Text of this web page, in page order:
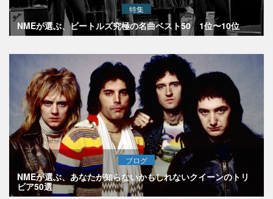
特集
NMEが選ぶ、ビートルズ究極の名曲ベスト50 1位〜10位
ブログ
NMEが選ぶ、あなたが知らないかもしれないクイーンのトリ
ビア50選